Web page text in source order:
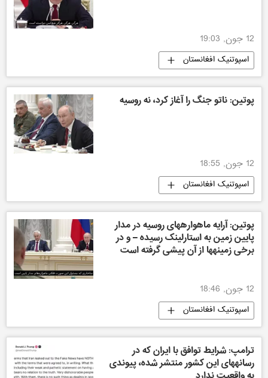
12 جون, 19:03
اسپوتنیک افغانستان
پوتین: ناتو جنگ را آغاز کرد، نه روسیه
12 جون, 18:55
اسپوتنیک افغانستان
پوتین: آرایه ماهوارههای روسیه در مدار
پایین زمین به استارلینک رسیده – و در
برخی زمینهها از آن پیشی گرفته است
12 جون, 18:46
اسپوتنیک افغانستان
ترامپ: شرایط توافق با ایران که در
رسانههای این کشور منتشر شده، پیوندی